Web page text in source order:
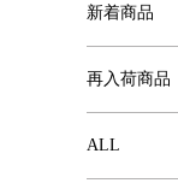
新着商品
再入荷商品
ALL